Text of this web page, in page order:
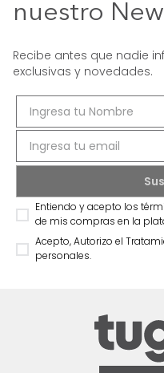
nuestro
Recibe antes que nadie
exclusivas y novedades.
Entiendo y acepto los
de mis compras en la
Acepto, Autorizo el
personales.